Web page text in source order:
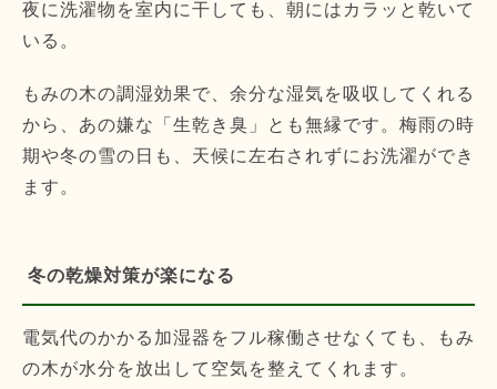
夜に洗濯物を室内に干しても、朝にはカラッと乾いて
いる。
もみの木の調湿効果で、余分な湿気を吸収してくれる
から、あの嫌な「生乾き臭」とも無縁です。梅雨の時
期や冬の雪の日も、天候に左右されずにお洗濯ができ
ます。
冬の乾燥対策が楽になる
電気代のかかる加湿器をフル稼働させなくても、もみ
の木が水分を放出して空気を整えてくれます。